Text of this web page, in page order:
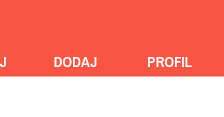
DODAJ PROFIL